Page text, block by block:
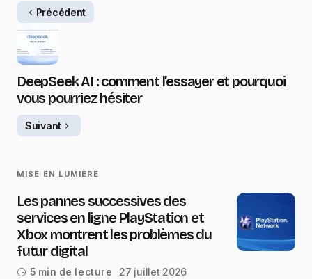
Précédent
DeepSeek AI : comment l’essayer et pourquoi
vous pourriez hésiter
Suivant
MISE EN LUMIÈRE
Les pannes successives des
services en ligne PlayStation et
Xbox montrent les problèmes du
futur digital
5 min de lecture 27 juillet 2026